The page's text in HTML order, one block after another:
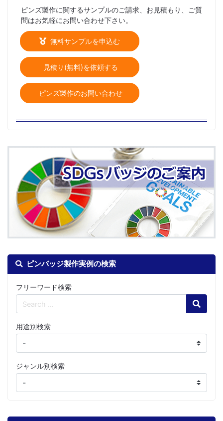
ピンバッジ製作実例の検索
フリーワード検索
Search
用途別検索
ジャンル別検索
ピンズ製作に関するサンプルのご請求、お見積もり、ご質
問はお気軽にお問い合わせ下さい。
無料サンプルを申込む
見積り(無料)を依頼する
ピンズ製作のお問い合わせ